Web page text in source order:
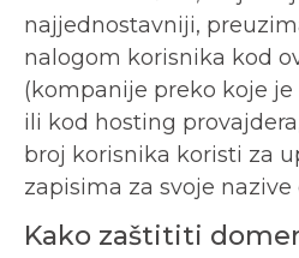
najjednostavniji,
nalogom korisnika kod
(kompanije preko koje
ili kod hosting
broj korisnika koristi za
zapisima za svoje nazive
Kako zaštititi